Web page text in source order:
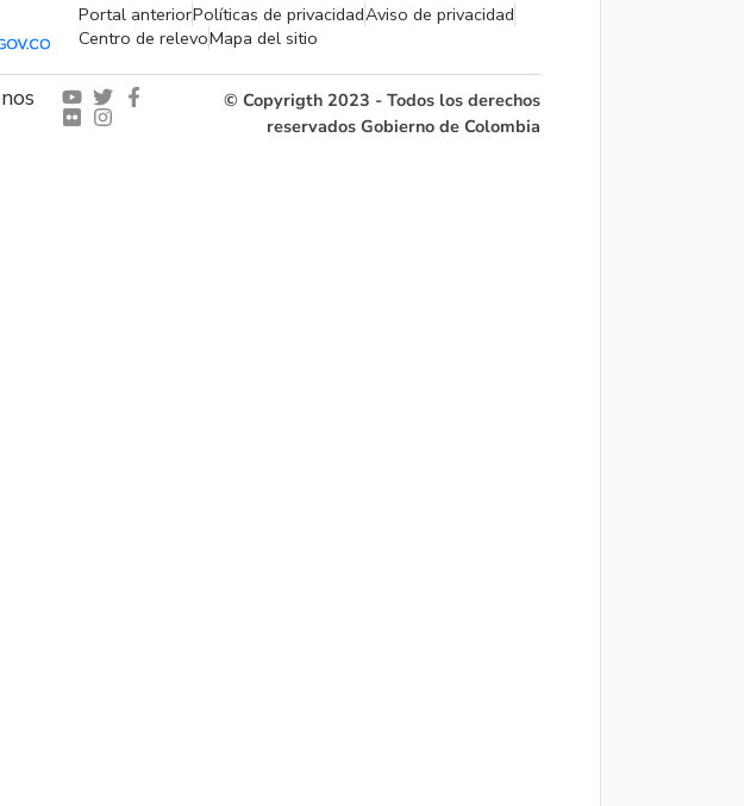
Portal anteriorPolíticas de privacidadAviso de privacidad
Centro de relevoMapa del sitio
© Copyrigth 2023 - Todos los derechos
reservados Gobierno de Colombia